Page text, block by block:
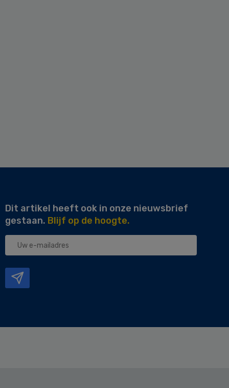
Dit artikel heeft ook in onze nieuwsbrief
gestaan. Blijf op de hoogte.
Uw